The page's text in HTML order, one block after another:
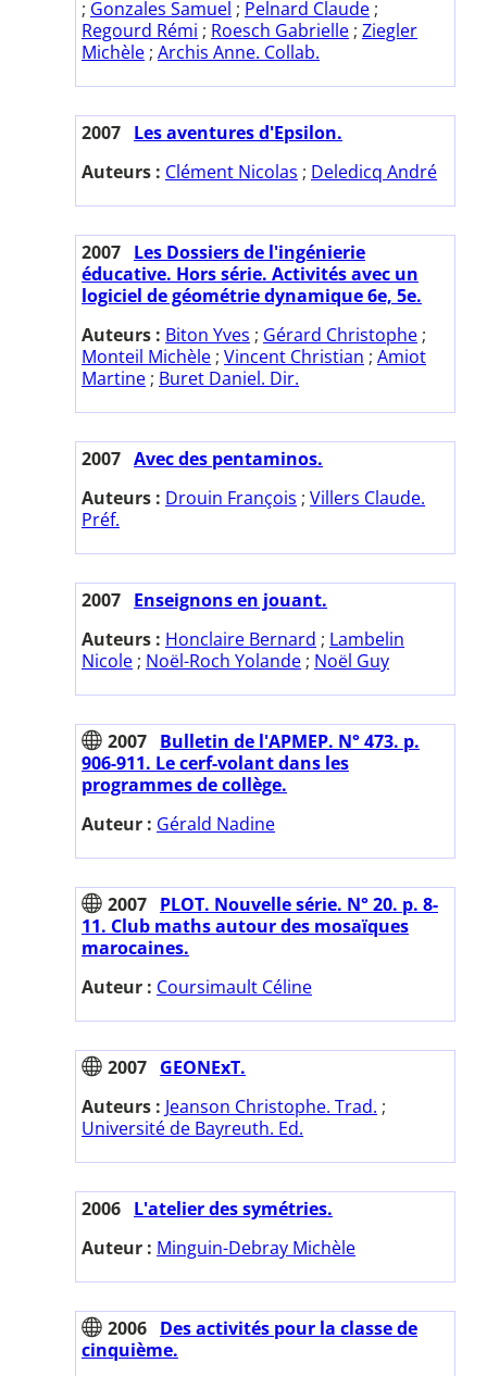
; Gonzales Samuel ; Pelnard Claude ;
Regourd Rémi ; Roesch Gabrielle ; Ziegler
Michèle ; Archis Anne. Collab.
2007 Les aventures d'Epsilon.
Auteurs : Clément Nicolas ; Deledicq André
2007 Les Dossiers de l'ingénierie
éducative. Hors série. Activités avec un
logiciel de géométrie dynamique 6e, 5e.
Auteurs : Biton Yves ; Gérard Christophe ;
Monteil Michèle ; Vincent Christian ; Amiot
Martine ; Buret Daniel. Dir.
2007 Avec des pentaminos.
Auteurs : Drouin François ; Villers Claude.
Préf.
2007 Enseignons en jouant.
Auteurs : Honclaire Bernard ; Lambelin
Nicole ; Noël-Roch Yolande ; Noël Guy
2007 Bulletin de l'APMEP. N° 473. p.
906-911. Le cerf-volant dans les
programmes de collège.
Auteur : Gérald Nadine
2007 PLOT. Nouvelle série. N° 20. p. 8-
11. Club maths autour des mosaïques
marocaines.
Auteur : Coursimault Céline
2007 GEONExT.
Auteurs : Jeanson Christophe. Trad. ;
Université de Bayreuth. Ed.
2006 L'atelier des symétries.
Auteur : Minguin-Debray Michèle
2006 Des activités pour la classe de
cinquième.